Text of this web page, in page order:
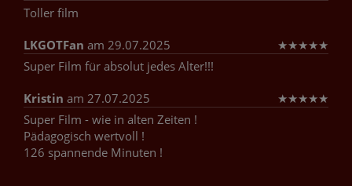
Toller film
LKGOTFan am 29.07.2025 ★★★★★
Super Film für absolut jedes Alter!!!
Kristin am 27.07.2025 ★★★★★
Super Film - wie in alten Zeiten !
Pädagogisch wertvoll !
126 spannende Minuten !